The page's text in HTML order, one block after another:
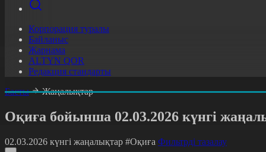
Корпорация туралы
Байланыс
Жарнама
ALTYN QOR
Редакция стандарты
Басты
Жаңалықтар
Оқиға бойынша 02.03.2026 күнгі
02.03.2026 күнгі жаңалықтар #Оқиға Фильтрді тазалау